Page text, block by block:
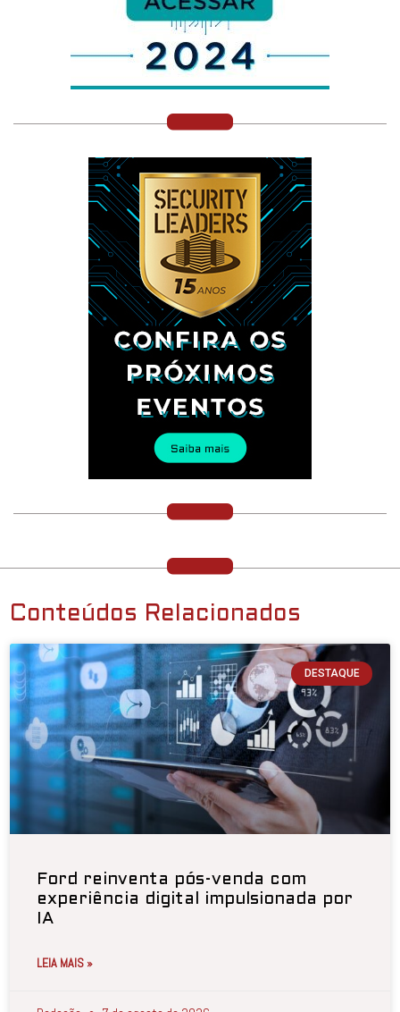
Conteúdos Relacionados
DESTAQUE
Ford reinventa pós-venda com
experiência digital impulsionada por
IA
LEIA MAIS »